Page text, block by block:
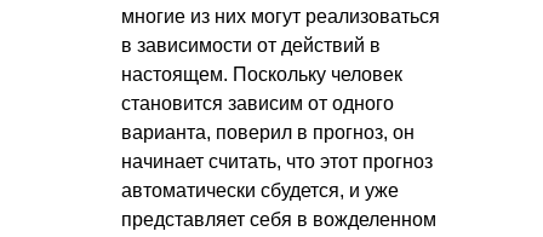
многие из них могут реализоваться
в зависимости от действий в
настоящем. Поскольку человек
становится зависим от одного
варианта, поверил в прогноз, он
начинает считать, что этот прогноз
автоматически сбудется, и уже
представляет себя в вожделенном